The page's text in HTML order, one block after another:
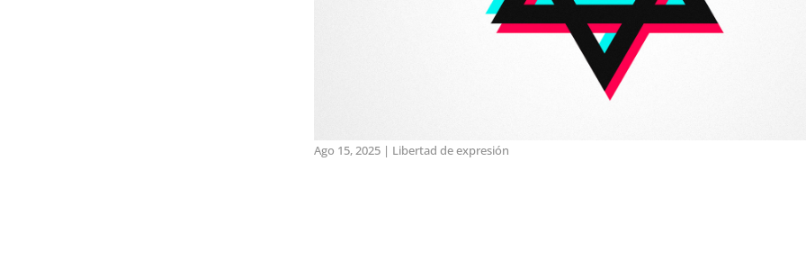
Ago 15, 2025 | Libertad de expresión